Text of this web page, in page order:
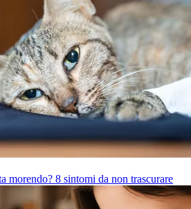
morendo? 8 sintomi da non trascurare